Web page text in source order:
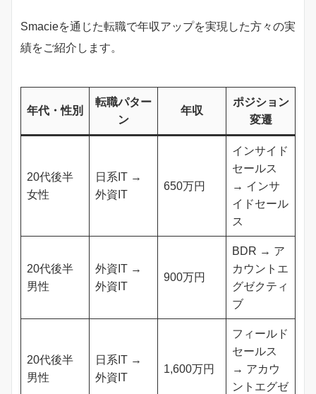
Smacieを通じた転職で年収アップを実現した方々の実
績をご紹介します。
年代・性別
転職パター
ン
年収
ポジション
変遷
20代後半
女性
日系IT →
外資IT
650万円
インサイド
セールス
→ インサ
イドセール
ス
20代後半
男性
外資IT →
外資IT
900万円
BDR → ア
カウントエ
グゼクティ
ブ
20代後半
男性
日系IT →
外資IT
1,600万円
フィールド
セールス
→ アカウ
ントエグゼ